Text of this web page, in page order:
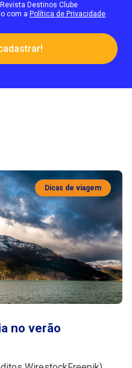
Destinos Clube
com a Política de Privacidade.
Dicas de viagem
no verão